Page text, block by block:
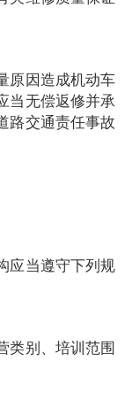
原因造成机动车
当无偿返修并承
路交通责任事故
应当遵守下列规
类别、培训范围